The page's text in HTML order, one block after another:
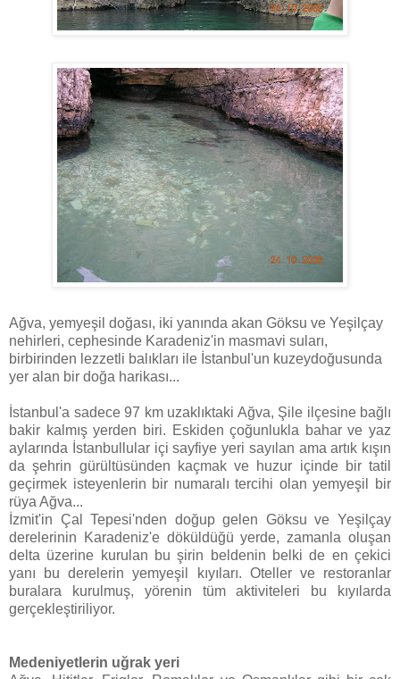
Ağva, yemyeşil doğası, iki yanında akan Göksu ve Yeşilçay
nehirleri, cephesinde Karadeniz'in masmavi suları,
birbirinden lezzetli balıkları ile İstanbul'un kuzeydoğusunda
yer alan bir doğa harikası...
İstanbul'a sadece 97 km uzaklıktaki Ağva, Şile ilçesine bağlı
bakir kalmış yerden biri. Eskiden çoğunlukla bahar ve yaz
aylarında İstanbullular içi sayfiye yeri sayılan ama artık kışın
da şehrin gürültüsünden kaçmak ve huzur içinde bir tatil
geçirmek isteyenlerin bir numaralı tercihi olan yemyeşil bir
rüya Ağva...
İzmit'in Çal Tepesi'nden doğup gelen Göksu ve Yeşilçay
derelerinin Karadeniz'e döküldüğü yerde, zamanla oluşan
delta üzerine kurulan bu şirin beldenin belki de en çekici
yanı bu derelerin yemyeşil kıyıları. Oteller ve restoranlar
buralara kurulmuş, yörenin tüm aktiviteleri bu kıyılarda
gerçekleştiriliyor.
Medeniyetlerin uğrak yeri